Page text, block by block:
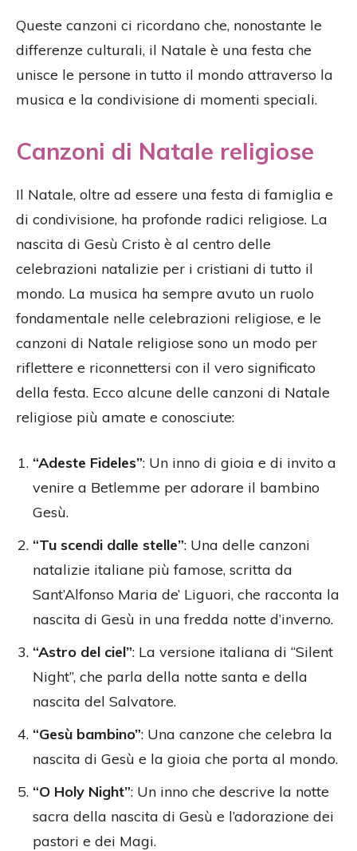
Queste canzoni ci ricordano che, nonostante le
differenze culturali, il Natale è una festa che
unisce le persone in tutto il mondo attraverso la
musica e la condivisione di momenti speciali.
Canzoni di Natale religiose
Il Natale, oltre ad essere una festa di famiglia e
di condivisione, ha profonde radici religiose. La
nascita di Gesù Cristo è al centro delle
celebrazioni natalizie per i cristiani di tutto il
mondo. La musica ha sempre avuto un ruolo
fondamentale nelle celebrazioni religiose, e le
canzoni di Natale religiose sono un modo per
riflettere e riconnettersi con il vero significato
della festa. Ecco alcune delle canzoni di Natale
religiose più amate e conosciute:
“Adeste Fideles”: Un inno di gioia e di invito a
venire a Betlemme per adorare il bambino
Gesù.
“Tu scendi dalle stelle”: Una delle canzoni
natalizie italiane più famose, scritta da
Sant’Alfonso Maria de’ Liguori, che racconta la
nascita di Gesù in una fredda notte d’inverno.
“Astro del ciel”: La versione italiana di “Silent
Night”, che parla della notte santa e della
nascita del Salvatore.
“Gesù bambino”: Una canzone che celebra la
nascita di Gesù e la gioia che porta al mondo.
“O Holy Night”: Un inno che descrive la notte
sacra della nascita di Gesù e l’adorazione dei
pastori e dei Magi.